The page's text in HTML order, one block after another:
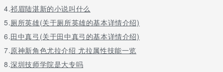
4.祁眉陆湛新的小说叫什么
5.厕所英雄(关于厕所英雄的基本详情介绍)
6.田中真弓(关于田中真弓的基本详情介绍)
7.原神新角色尤拉介绍 尤拉属性技能一览
8.深圳技师学院是大专吗